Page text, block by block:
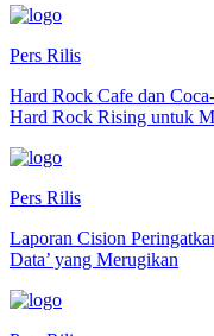
Pers Rilis
Hard Rock Cafe dan
Hard Rock Rising untuk
Pers Rilis
Laporan Cision
Data’ yang Merugikan